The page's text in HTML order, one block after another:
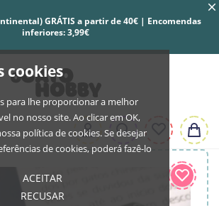
cookies
para lhe proporcionar a melhor
no nosso site. Ao clicar em OK,
política de cookies. Se desejar
de cookies, poderá fazê-lo
ACEITAR
RECUSAR
GRÁTIS a partir de 40€ | Encomendas
inferiores: 3,99€